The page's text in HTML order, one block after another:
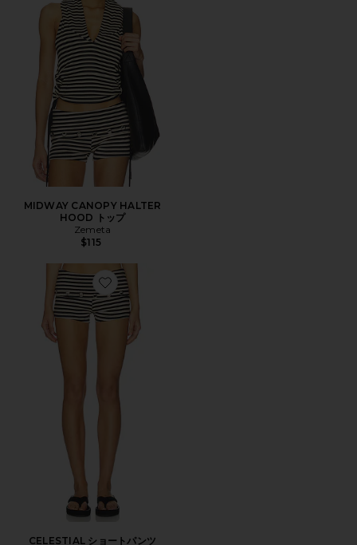
MIDWAY CANOPY HALTER
HOOD トップ
Zemeta
$115
Favorite CELESTIAL ショートパンツ
CELESTIAL ショートパンツ